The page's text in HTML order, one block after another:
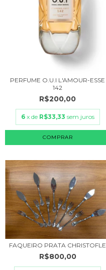
PERFUME O.U.I L'AMOUR-ESSE
142
R$200,00
6 x de R$33,33 sem juros
COMPRAR
FAQUEIRO PRATA CHRISTOFLE
R$800,00